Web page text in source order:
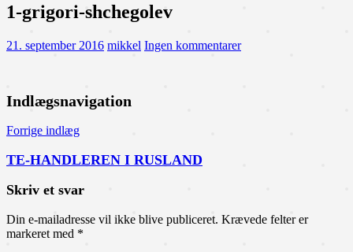
1-grigori-shchegolev
21. september 2016 mikkel Ingen kommentarer
Indlægsnavigation
Forrige indlæg
TE-HANDLEREN I RUSLAND
Skriv et svar
Din e-mailadresse vil ikke blive publiceret. Krævede felter er
markeret med *